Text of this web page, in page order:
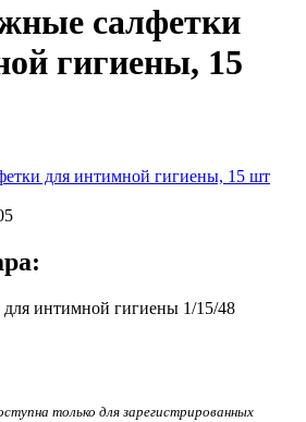
салфетки
гигиены, 15
интимной гигиены 1/15/48
только для зарегистрированных